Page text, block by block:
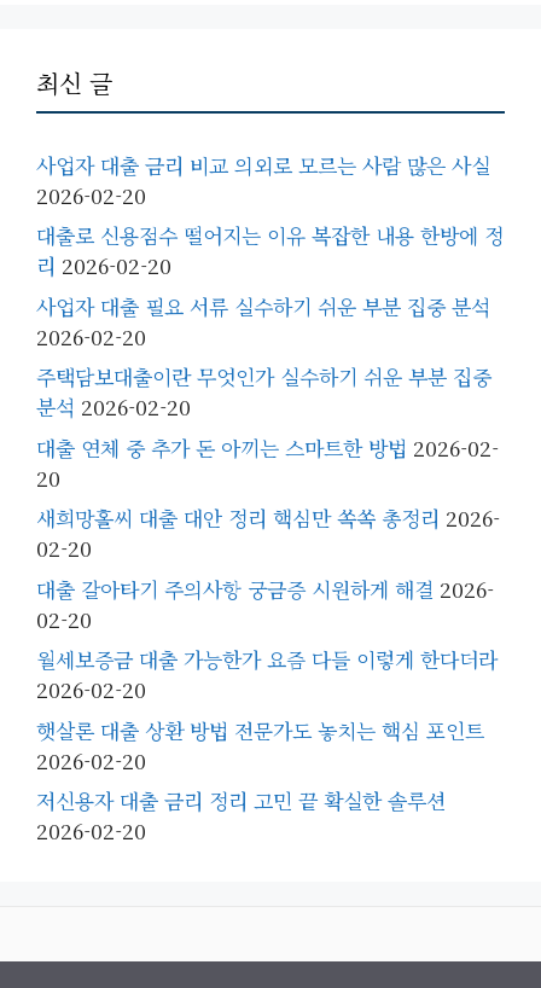
최신 글
사업자 대출 금리 비교 의외로 모르는 사람 많은 사실
2026-02-20
대출로 신용점수 떨어지는 이유 복잡한 내용 한방에 정
리 2026-02-20
사업자 대출 필요 서류 실수하기 쉬운 부분 집중 분석
2026-02-20
주택담보대출이란 무엇인가 실수하기 쉬운 부분 집중
분석 2026-02-20
대출 연체 중 추가 돈 아끼는 스마트한 방법 2026-02-
20
새희망홀씨 대출 대안 정리 핵심만 쏙쏙 총정리 2026-
02-20
대출 갈아타기 주의사항 궁금증 시원하게 해결 2026-
02-20
월세보증금 대출 가능한가 요즘 다들 이렇게 한다더라
2026-02-20
햇살론 대출 상환 방법 전문가도 놓치는 핵심 포인트
2026-02-20
저신용자 대출 금리 정리 고민 끝 확실한 솔루션
2026-02-20